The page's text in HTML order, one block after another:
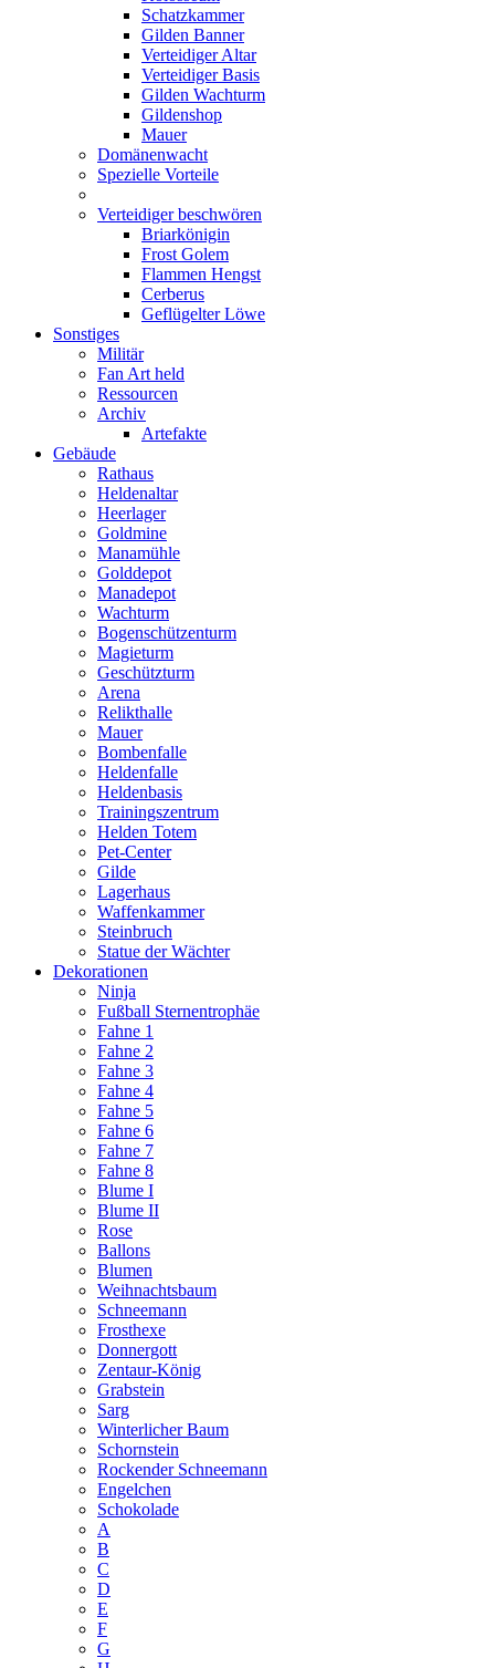
Schatzkammer
Gilden Banner
Verteidiger Altar
Verteidiger Basis
Gilden Wachturm
Gildenshop
Mauer
Domänenwacht
Spezielle Vorteile
Verteidiger beschwören
Briarkönigin
Frost Golem
Flammen Hengst
Cerberus
Geflügelter Löwe
Sonstiges
Militär
Fan Art held
Ressourcen
Archiv
Artefakte
Gebäude
Rathaus
Heldenaltar
Heerlager
Goldmine
Manamühle
Golddepot
Manadepot
Wachturm
Bogenschützenturm
Magieturm
Geschützturm
Arena
Relikthalle
Mauer
Bombenfalle
Heldenfalle
Heldenbasis
Trainingszentrum
Helden Totem
Pet-Center
Gilde
Lagerhaus
Waffenkammer
Steinbruch
Statue der Wächter
Dekorationen
Ninja
Fußball Sternentrophäe
Fahne 1
Fahne 2
Fahne 3
Fahne 4
Fahne 5
Fahne 6
Fahne 7
Fahne 8
Blume I
Blume II
Rose
Ballons
Blumen
Weihnachtsbaum
Schneemann
Frosthexe
Donnergott
Zentaur-König
Grabstein
Sarg
Winterlicher Baum
Schornstein
Rockender Schneemann
Engelchen
Schokolade
A
B
C
D
E
F
G